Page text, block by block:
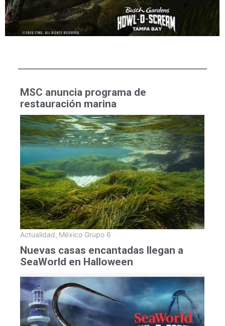
MSC anuncia programa de
restauración marina
Actualidad, México Grupo 6
Nuevas casas encantadas llegan a
SeaWorld en Halloween